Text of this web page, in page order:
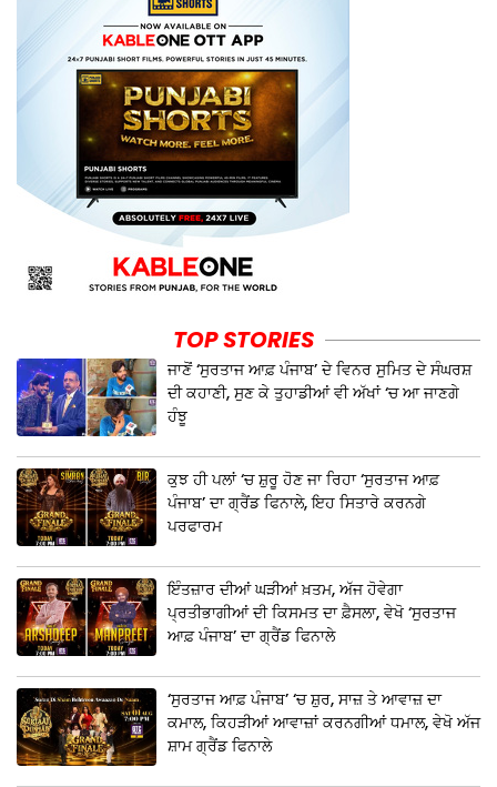
TOP STORIES
ਜਾਣੋਂ ‘ਸੁਰਤਾਜ ਆਫ਼ ਪੰਜਾਬ’ ਦੇ ਵਿਨਰ ਸੁਮਿਤ ਦੇ ਸੰਘਰਸ਼
ਦੀ ਕਹਾਣੀ, ਸੁਣ ਕੇ ਤੁਹਾਡੀਆਂ ਵੀ ਅੱਖਾਂ ‘ਚ ਆ ਜਾਣਗੇ
ਹੰਝੂ
ਕੁਝ ਹੀ ਪਲਾਂ ‘ਚ ਸ਼ੁਰੂ ਹੋਣ ਜਾ ਰਿਹਾ ‘ਸੁਰਤਾਜ ਆਫ਼
ਪੰਜਾਬ’ ਦਾ ਗ੍ਰੈਂਡ ਫਿਨਾਲੇ, ਇਹ ਸਿਤਾਰੇ ਕਰਨਗੇ
ਪਰਫਾਰਮ
ਇੰਤਜ਼ਾਰ ਦੀਆਂ ਘੜੀਆਂ ਖ਼ਤਮ, ਅੱਜ ਹੋਵੇਗਾ
ਪ੍ਰਤੀਭਾਗੀਆਂ ਦੀ ਕਿਸਮਤ ਦਾ ਫ਼ੈਸਲਾ, ਵੇਖੋ ‘ਸੁਰਤਾਜ
ਆਫ਼ ਪੰਜਾਬ’ ਦਾ ਗ੍ਰੈਂਡ ਫਿਨਾਲੇ
‘ਸੁਰਤਾਜ ਆਫ਼ ਪੰਜਾਬ’ ‘ਚ ਸ਼ੁਰ, ਸਾਜ਼ ਤੇ ਆਵਾਜ਼ ਦਾ
ਕਮਾਲ, ਕਿਹੜੀਆਂ ਆਵਾਜ਼ਾਂ ਕਰਨਗੀਆਂ ਧਮਾਲ, ਵੇਖੋ ਅੱਜ
ਸ਼ਾਮ ਗ੍ਰੈਂਡ ਫਿਨਾਲੇ